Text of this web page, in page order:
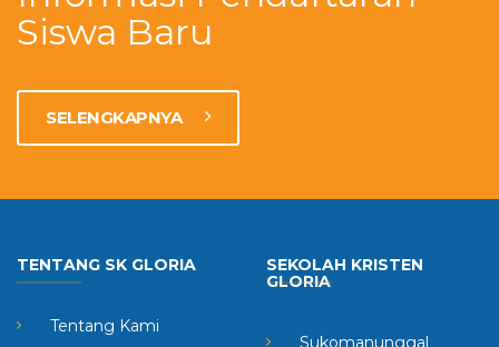
Siswa Baru
SELENGKAPNYA
TENTANG SK GLORIA
Tentang Kami
SEKOLAH KRISTEN
GLORIA
Sukomanunggal